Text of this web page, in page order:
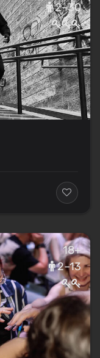
2–30
18+
2–13